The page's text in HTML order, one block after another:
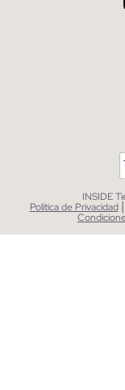
INSIDE
Política de Privacidad |